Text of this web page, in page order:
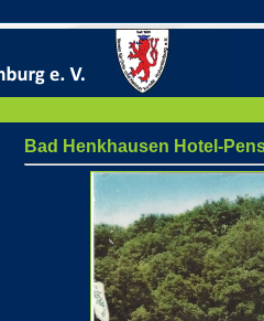
Bad Henkhausen Hotel-